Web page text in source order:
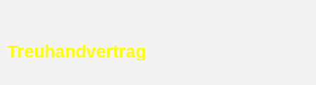
Treuhandvertrag